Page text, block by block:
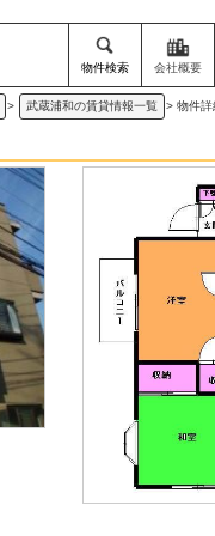
物件検索 会社概要
> 武蔵浦和の賃貸情報一覧 > 物件詳